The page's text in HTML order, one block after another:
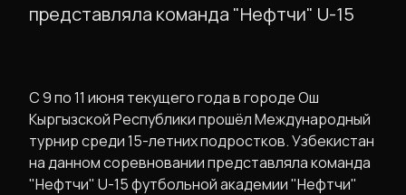
представляла команда "Нефтчи" U-15
​С 9 по 11 июня текущего года в городе Ош
Кыргызской Республики прошёл Международный
турнир среди 15-летних подростков. Узбекистан
на данном соревновании представляла команда
"Нефтчи" U-15 футбольной академии "Нефтчи"